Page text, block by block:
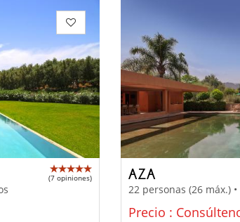
(7 opiniones) AZA
22 personas (26 máx.)
Precio :